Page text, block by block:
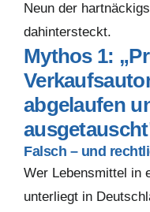
Neun der
dahintersteckt.
Mythos 1:
abgelaufen
Falsch – und
Wer Lebensmittel in
unterliegt in